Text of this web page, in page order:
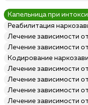
Капельница при
Реабилитация
Лечение зависимости
Лечение зависимости
Кодирование
Лечение зависимости
Лечение зависимости
Лечение зависимости
Лечение зависимости